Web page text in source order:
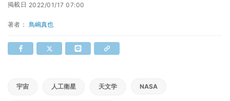
掲載日 2022/01/17 07:00
著者： 鳥嶋真也
宇宙 人工衛星 天文学 NASA